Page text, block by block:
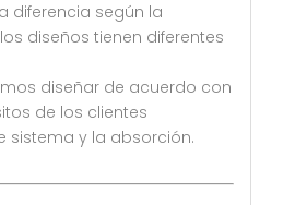
diferencia según la
diseños tienen diferentes
diseñar de acuerdo con
de los clientes
y la absorción.